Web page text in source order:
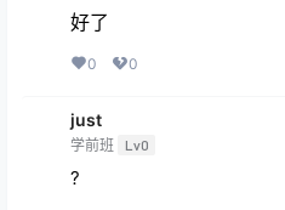
好了
0 0
just
学前班 Lv0
?